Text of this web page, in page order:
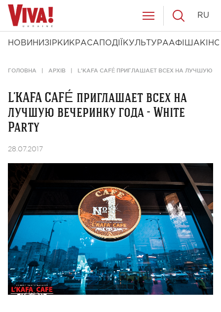
НОВИНИ ЗІРКИ КРАСА ПОДІЇ КУЛЬТУРААФІША КІНО
RU
ГОЛОВНА АРХІВ L’KAFA CAFÉ ПРИГЛАШАЕТ ВСЕХ НА ЛУЧШУЮ
L’KAFA CAFÉ приглашает всех на
лучшую вечеринку года - White
Party
28.07.2017